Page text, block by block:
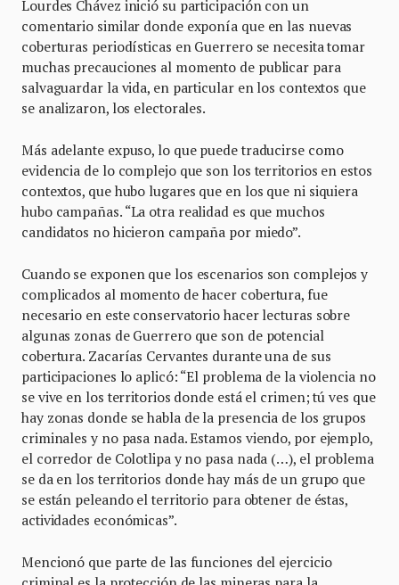
Lourdes Chávez inició su participación con un
comentario similar donde exponía que en las nuevas
coberturas periodísticas en Guerrero se necesita tomar
muchas precauciones al momento de publicar para
salvaguardar la vida, en particular en los contextos que
se analizaron, los electorales.
Más adelante expuso, lo que puede traducirse como
evidencia de lo complejo que son los territorios en estos
contextos, que hubo lugares que en los que ni siquiera
hubo campañas. “La otra realidad es que muchos
candidatos no hicieron campaña por miedo”.
Cuando se exponen que los escenarios son complejos y
complicados al momento de hacer cobertura, fue
necesario en este conservatorio hacer lecturas sobre
algunas zonas de Guerrero que son de potencial
cobertura. Zacarías Cervantes durante una de sus
participaciones lo aplicó: “El problema de la violencia no
se vive en los territorios donde está el crimen; tú ves que
hay zonas donde se habla de la presencia de los grupos
criminales y no pasa nada. Estamos viendo, por ejemplo,
el corredor de Colotlipa y no pasa nada (…), el problema
se da en los territorios donde hay más de un grupo que
se están peleando el territorio para obtener de éstas,
actividades económicas”.
Mencionó que parte de las funciones del ejercicio